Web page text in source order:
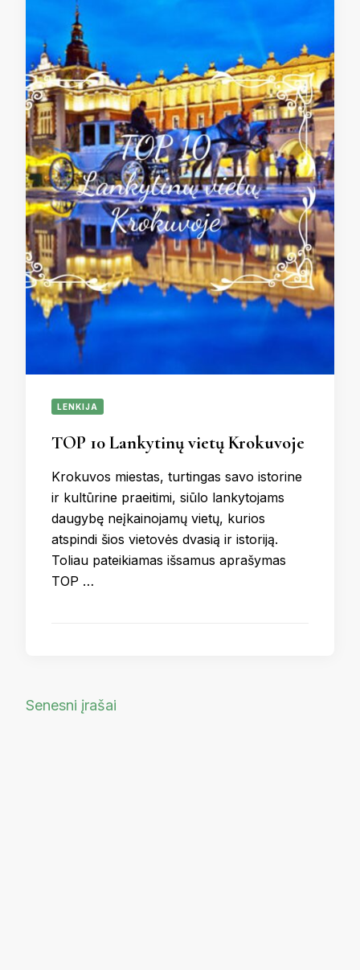
LENKIJA
TOP 10 Lankytinų vietų Krokuvoje
Krokuvos miestas, turtingas savo istorine
ir kultūrine praeitimi, siūlo lankytojams
daugybę neįkainojamų vietų, kurios
atspindi šios vietovės dvasią ir istoriją.
Toliau pateikiamas išsamus aprašymas
TOP …
Navigacija
Senesni įrašai